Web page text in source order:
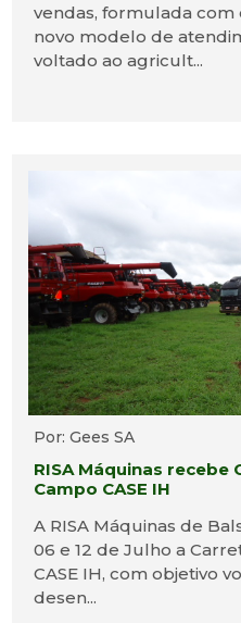
vendas, formulada
novo modelo de
voltado ao agricult...
Por: Gees SA
RISA Máquinas recebe
Campo CASE IH
A RISA Máquinas de
06 e 12 de Julho a
CASE IH, com objetivo
desen...